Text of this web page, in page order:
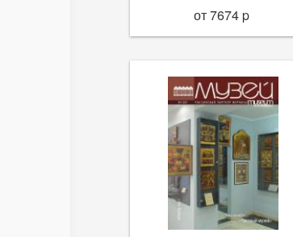
от 7674 p